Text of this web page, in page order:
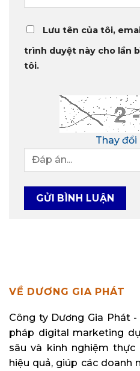
Lưu tên của tôi,
trình duyệt này cho lần
tôi.
Thay đổi
VỀ DƯƠNG GIA PHÁT
Công ty Dương Gia Phát
pháp digital marketing
sâu và kinh nghiệm
hiệu quả, giúp các doanh